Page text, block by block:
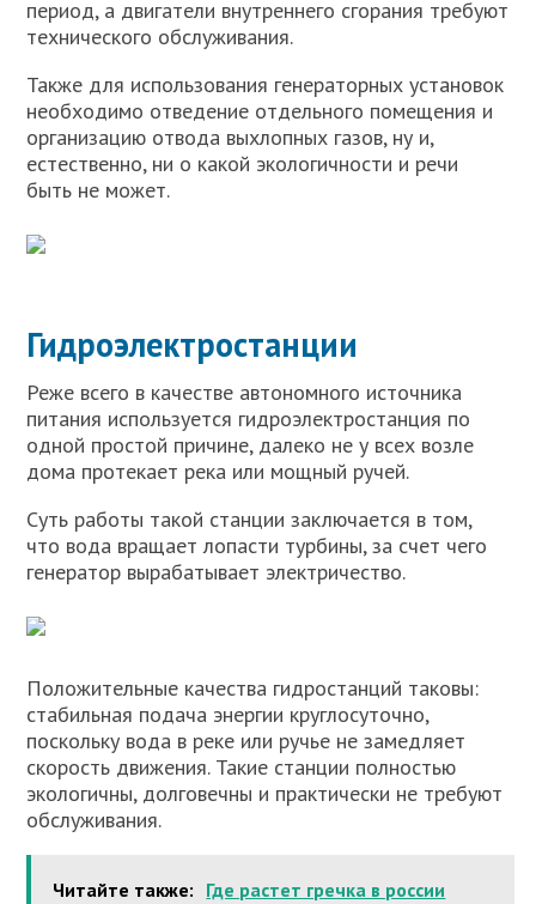
период, а двигатели внутреннего сгорания требуют
технического обслуживания.
Также для использования генераторных установок
необходимо отведение отдельного помещения и
организацию отвода выхлопных газов, ну и,
естественно, ни о какой экологичности и речи
быть не может.
Гидроэлектростанции
Реже всего в качестве автономного источника
питания используется гидроэлектростанция по
одной простой причине, далеко не у всех возле
дома протекает река или мощный ручей.
Суть работы такой станции заключается в том,
что вода вращает лопасти турбины, за счет чего
генератор вырабатывает электричество.
Положительные качества гидростанций таковы:
стабильная подача энергии круглосуточно,
поскольку вода в реке или ручье не замедляет
скорость движения. Такие станции полностью
экологичны, долговечны и практически не требуют
обслуживания.
Читайте также: Где растет гречка в россии